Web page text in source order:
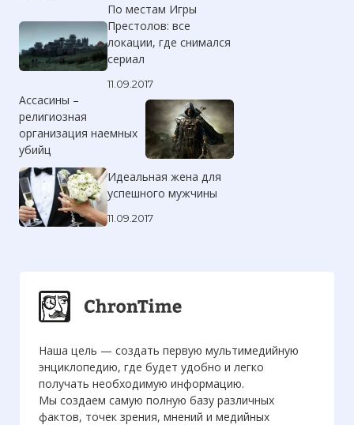
По местам Игры
Престолов: все
локации, где снимался
сериал
11.09.2017
Ассасины –
религиозная
организация наемных
убийц
Идеальная жена для
успешного мужчины
11.09.2017
Наша цель — создать первую мультимедийную
энциклопедию, где будет удобно и легко
получать необходимую информацию.
Мы создаем самую полную базу различных
фактов, точек зрения, мнений и медийных